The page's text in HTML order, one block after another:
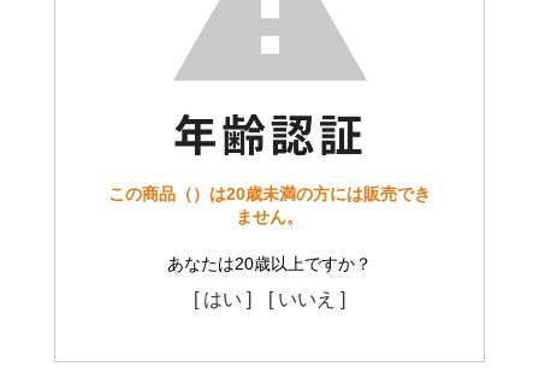
この商品（）は20歳未満の方には販売でき
ません。
あなたは20歳以上ですか？
[ はい ] [ いいえ ]